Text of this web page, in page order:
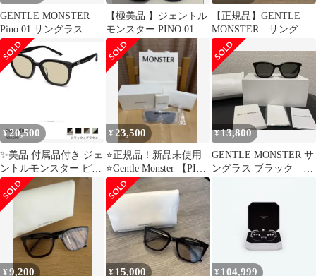
GENTLE MONSTER
Pino 01 サングラス
【極美品 】ジェントル
モンスター PINO 01 サ
ングラス 黒 完売品
BTS
【正規品】GENTLE
MONSTER サングラ
ス PINO
¥20,500
✨美品 付属品付き ジェ
ントルモンスター ピノ
01ブラウン サングラス
¥ 23,500
⭐️正規品！新品未使用
⭐️Gentle Monster 【PINO
01 】
¥13,800
GENTLE MONSTER サ
ングラス ブラック
¥9,200 ¥ 15,000 ¥ 104,999